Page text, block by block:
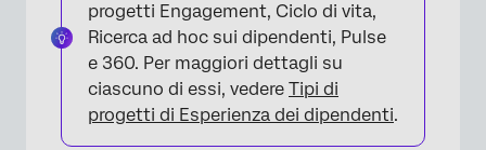
Modificare i widget
Aggiunta di filtri a livello di widget
Widget per l'esportazione
progetti Engagement, Ciclo di vita,
Ricerca ad hoc sui dipendenti, Pulse
e 360. Per maggiori dettagli su
ciascuno di essi, vedere Tipi di
progetti di Esperienza dei dipendenti.